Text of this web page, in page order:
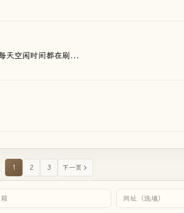
天空闲时间都在刷...
1 2 3 下一页